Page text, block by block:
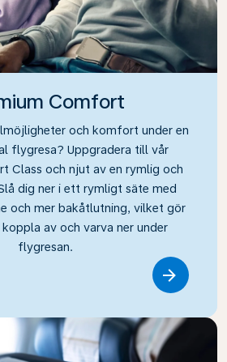
Comfort
och komfort under en
flygresa? Uppgradera till vår
Class och njut av en rymlig och
dig ner i ett rymligt säte med
och mer bakåtlutning, vilket gör
av och varva ner under
flygresan.